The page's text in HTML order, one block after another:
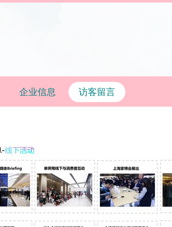
企业信息 访客留言